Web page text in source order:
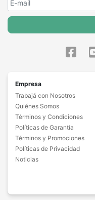
Empresa
Trabajá con Nosotros
Quiénes Somos
Términos y Condiciones
Políticas de Garantía
Términos y Promociones
Políticas de Privacidad
Noticias